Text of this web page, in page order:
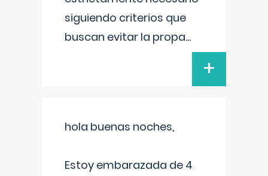
siguiendo criterios que
buscan evitar la propa...
+
hola buenas noches,
Estoy embarazada de 4